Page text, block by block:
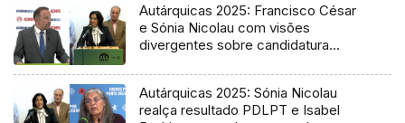
Autárquicas 2025: Francisco César
e Sónia Nicolau com visões
divergentes sobre candidatura
Autárquicas 2025: Sónia Nicolau
realça resultado PDLPT e Isabel